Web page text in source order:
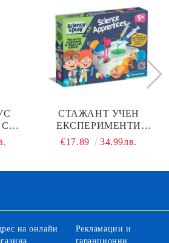
СМ
СТАЖАНТ УЧЕН
ЕКСПЕРИМЕНТИ
JUNIOR CLEMENTONI
€17.89 34.99лв.
на онлайн
Рекламации и
гаранционни